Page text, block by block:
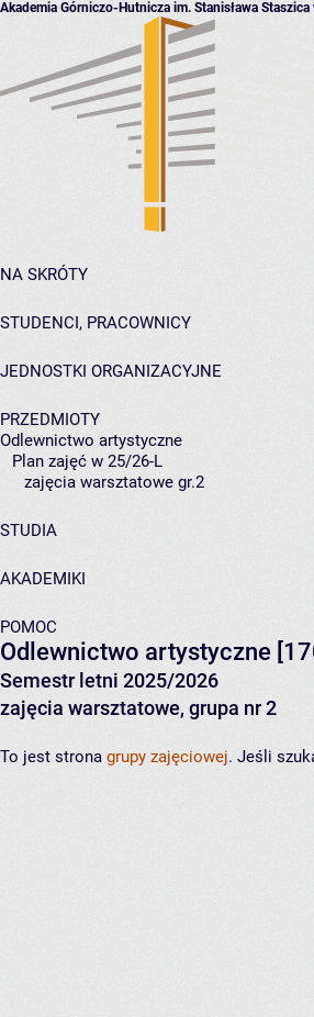
Akademia Górniczo-Hutnicza im. Stanisława
NA SKRÓTY
STUDENCI, PRACOWNICY
JEDNOSTKI ORGANIZACYJNE
PRZEDMIOTY
Odlewnictwo artystyczne
Plan zajęć w 25/26-L
zajęcia warsztatowe gr.2
STUDIA
AKADEMIKI
POMOC
Odlewnictwo artystyczne
Semestr letni 2025/2026
zajęcia warsztatowe, grupa nr 2
To jest strona grupy zajęciowej. Jeśli